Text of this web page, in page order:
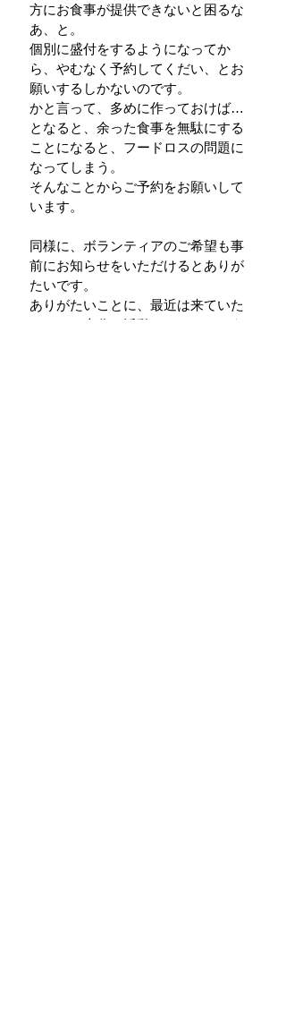
方にお食事が提供できないと困るな
あ、と。
個別に盛付をするようになってか
ら、やむなく予約してくだい、とお
願いするしかないのです。
かと言って、多めに作っておけば…
となると、余った食事を無駄にする
ことになると、フードロスの問題に
なってしまう。
そんなことからご予約をお願いして
います。
同様に、ボランティアのご希望も事
前にお知らせをいただけるとありが
たいです。
ありがたいことに、最近は来ていた
だいても十分に活動できないという